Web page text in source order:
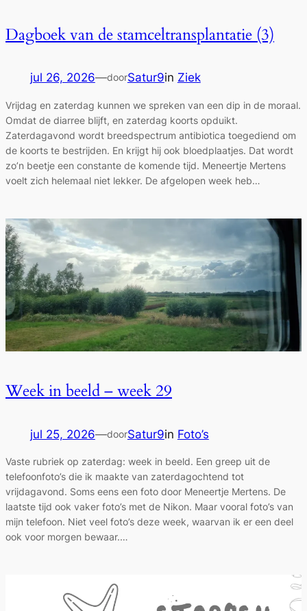
Dagboek van de stamceltransplantatie (3)
jul 26, 2026—doorSatur9in Ziek
Vrijdag en zaterdag kunnen we spreken van een dip in de moraal.
Omdat de diarree blijft, en zaterdag koorts opduikt.
Zaterdagavond wordt breedspectrum antibiotica toegediend om
de koorts te bestrijden. En krijgt hij ook bloedplaatjes. Dat wordt
zo’n beetje een constante de komende tijd. Meneertje Mertens
voelt zich helemaal niet lekker. De afgelopen week heb…
Week in beeld – week 29
jul 25, 2026—doorSatur9in Foto’s
Vaste rubriek op zaterdag: week in beeld. Een greep uit de
telefoonfoto’s die ik maakte van zaterdagochtend tot
vrijdagavond. Soms eens een foto door Meneertje Mertens. De
laatste tijd ook vaker foto’s met de Nikon. Maar vooral foto’s van
mijn telefoon. Niet veel foto’s deze week, waarvan ik er een deel
ook voor morgen bewaar.…